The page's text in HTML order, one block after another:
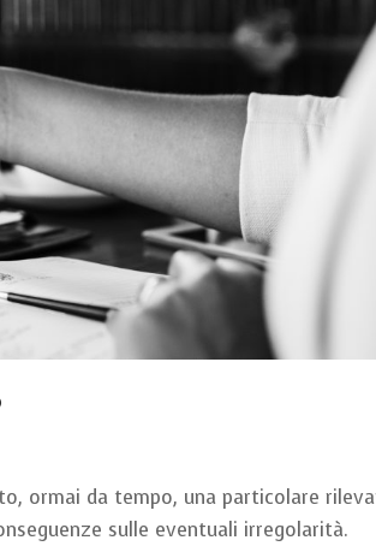
ormai da tempo, una particolare
sulle eventuali irregolarità.